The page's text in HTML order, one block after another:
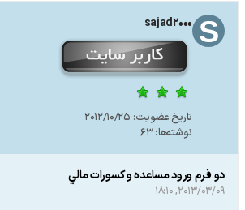
sajad2000
تاریخ عضویت: 2012/10/25
نوشته‌ها:63
دو فرم ورود مساعده و كسورات مالي
2013/03/09, 18:10